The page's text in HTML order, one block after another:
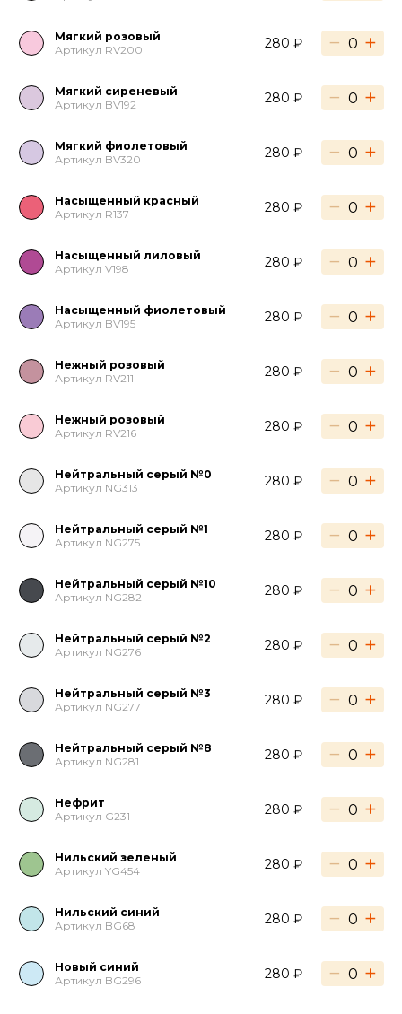
Мягкий розовый
Артикул RV200
280 ₽ − +
Мягкий сиреневый
Артикул BV192
280 ₽ − +
Мягкий фиолетовый
Артикул BV320
280 ₽ − +
Насыщенный красный
Артикул R137
280 ₽ − +
Насыщенный лиловый
Артикул V198
280 ₽ − +
Насыщенный фиолетовый
Артикул BV195
280 ₽ − +
Нежный розовый
Артикул RV211
280 ₽ − +
Нежный розовый
Артикул RV216
280 ₽ − +
Нейтральный серый №0
Артикул NG313
280 ₽ − +
Нейтральный серый №1
Артикул NG275
280 ₽ − +
Нейтральный серый №10
Артикул NG282
280 ₽ − +
Нейтральный серый №2
Артикул NG276
280 ₽ − +
Нейтральный серый №3
Артикул NG277
280 ₽ − +
Нейтральный серый №8
Артикул NG281
280 ₽ − +
Нефрит
Артикул G231
280 ₽ − +
Нильский зеленый
Артикул YG454
280 ₽ − +
Нильский синий
Артикул BG68
280 ₽ − +
Новый синий
Артикул BG296
280 ₽ − +